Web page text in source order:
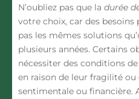
N’oubliez pas que la durée
votre choix, car des
pas les mêmes solutions
plusieurs années. Certains
nécessiter des conditions
en raison de leur fragilité ou
sentimentale ou financière.